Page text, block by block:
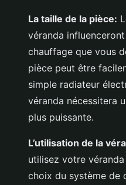
La taille de la pièce:
véranda
chauffage que vous
pièce peut être
simple radiateur
véranda nécessitera
plus puissante.
L’utilisation de la
utilisez votre
choix du système de